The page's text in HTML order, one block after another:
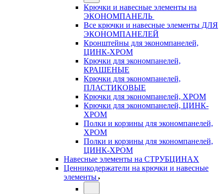
Крючки и навесные элементы на
ЭКОНОМПАНЕЛЬ
Все крючки и навесные элементы ДЛЯ
ЭКОНОМПАНЕЛЕЙ
Кронштейны для экономпанелей,
ЦИНК-ХРОМ
Крючки для экономпанелей,
КРАШЕНЫЕ
Крючки для экономпанелей,
ПЛАСТИКОВЫЕ
Крючки для экономпанелей, ХРОМ
Крючки для экономпанелей, ЦИНК-
ХРОМ
Полки и корзины для экономпанелей,
ХРОМ
Полки и корзины для экономпанелей,
ЦИНК-ХРОМ
Навесные элементы на СТРУБЦИНАХ
Ценникодержатели на крючки и навесные
элементы